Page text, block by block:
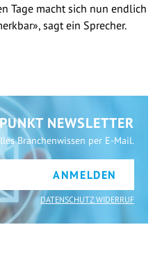
Tage macht sich nun endlich
sagt ein Sprecher.
NEWSLETTER
Branchenwissen per E-Mail.
ANMELDEN
DATENSCHUTZ WIDERRUF